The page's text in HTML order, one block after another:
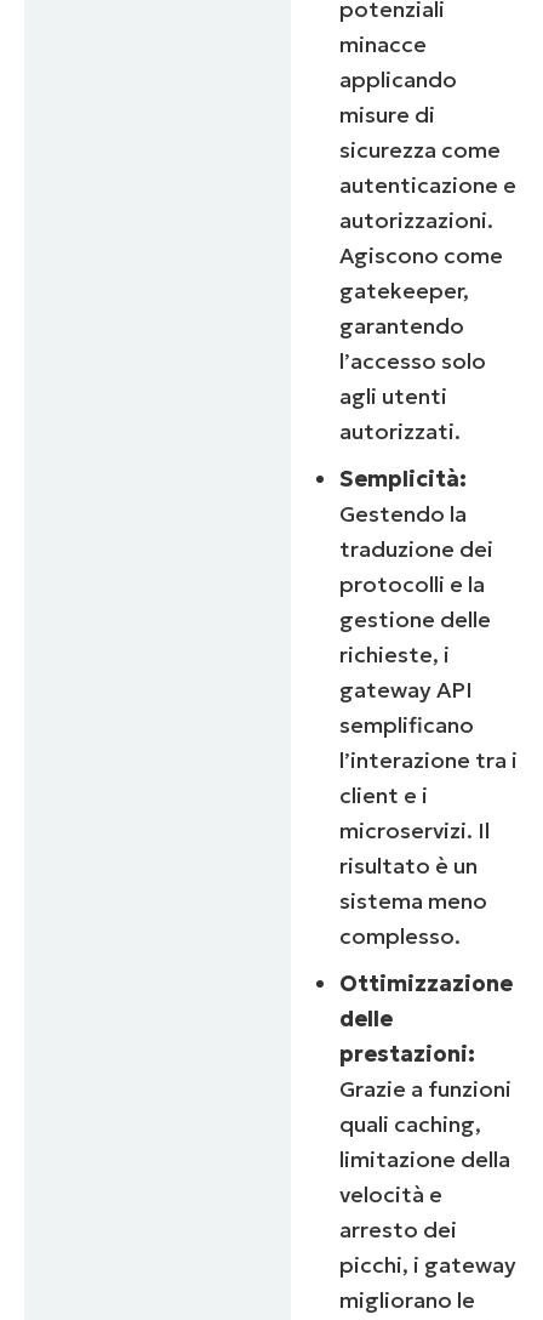
potenziali
minacce
applicando
misure di
sicurezza come
autenticazione e
autorizzazioni.
Agiscono come
gatekeeper,
garantendo
l’accesso solo
agli utenti
autorizzati.
Semplicità:
Gestendo la
traduzione dei
protocolli e la
gestione delle
richieste, i
gateway API
semplificano
l’interazione tra i
client e i
microservizi. Il
risultato è un
sistema meno
complesso.
Ottimizzazione
delle
prestazioni:
Grazie a funzioni
quali caching,
limitazione della
velocità e
arresto dei
picchi, i gateway
migliorano le